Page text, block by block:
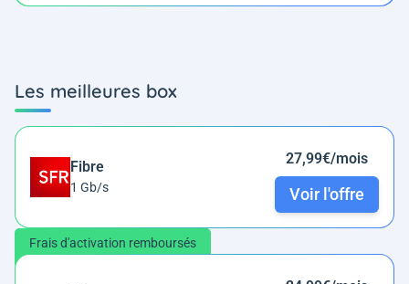
Les meilleures box
Fibre
1 Gb/s
27,99€/mois
Voir l'offre
Frais d'activation remboursés